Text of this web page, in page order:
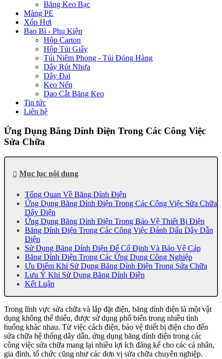
Băng Keo Bạc
Màng PE
Xốp Hơi
Bao Bì - Phụ Kiện
Hộp Carton
Hộp Túi Giấy
Túi Niêm Phong - Túi Đóng Hàng
Dây Rút Nhựa
Dây Đai
Keo Nến
Dao Cắt Băng Keo
Tin tức
Liên hệ
Ứng Dụng Băng Dính Điện Trong Các Công Việc
Sửa Chữa
Mục lục nội dung
Tổng Quan Về Băng Dính Điện
Ứng Dụng Băng Dính Điện Trong Các Công Việc Sửa Chữa
Dây Điện
Ứng Dụng Băng Dính Điện Trong Bảo Vệ Thiết Bị Điện
Băng Dính Điện Trong Các Công Việc Đánh Dấu Dây Dẫn
Điện
Sử Dụng Băng Dính Điện Để Cố Định Và Bảo Vệ Cáp
Băng Dính Điện Trong Các Ứng Dụng Công Nghiệp
Ưu Điểm Khi Sử Dụng Băng Dính Điện Trong Sửa Chữa
Lưu Ý Khi Sử Dụng Băng Dính Điện
Kết Luận
Trong lĩnh vực sửa chữa và lắp đặt điện, băng dính điện là một vật
dụng không thể thiếu, được sử dụng phổ biến trong nhiều tình
huống khác nhau. Từ việc cách điện, bảo vệ thiết bị điện cho đến
sửa chữa hệ thống dây dẫn, ứng dụng băng dính điện trong các
công việc sửa chữa mang lại nhiều lợi ích đáng kể cho các cá nhân,
gia đình, tổ chức cũng như các đơn vị sửa chữa chuyên nghiệp.